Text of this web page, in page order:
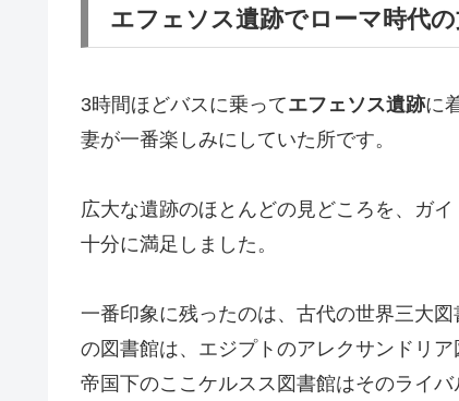
エフェソス遺跡でローマ時代
3時間ほどバスに乗ってエフェソス遺跡に
妻が一番楽しみにしていた所です。
広大な遺跡のほとんどの見どころを、ガ
十分に満足しました。
一番印象に残ったのは、古代の世界三大図
の図書館は、エジプトのアレクサンドリ
帝国下のここケルスス図書館はそのライ